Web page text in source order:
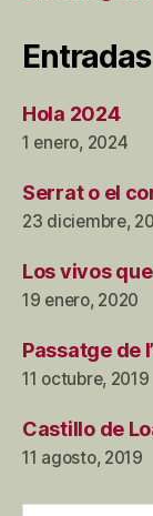
Hola 2024
1 enero, 2024
Serrat o el
23 diciembre,
Los vivos
19 enero, 2020
Passatge de
11 octubre, 2019
Castillo de
11 agosto, 2019